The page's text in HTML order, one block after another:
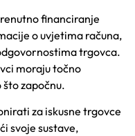
financiranje
o uvjetima računa,
trgovca.
moraju točno
započnu.
za iskusne trgovce
svoje sustave,